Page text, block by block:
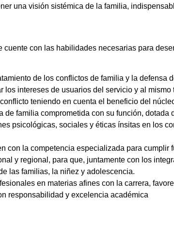
una visión sistémica de la familia,
con las habilidades necesarias para
de los conflictos de familia y la defensa
intereses de usuarios del servicio y al mismo
teniendo en cuenta el beneficio del
familia comprometida con su función, dotada
psicológicas, sociales y éticas ínsitas en los
con la competencia especializada para cumplir
y regional, para que, juntamente con los
las familias, la niñez y adolescencia.
en materias afines con la carrera,
responsabilidad y excelencia académica